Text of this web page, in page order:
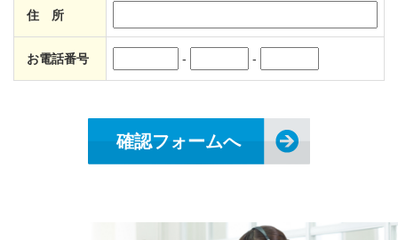
住 所
お電話番号 - -